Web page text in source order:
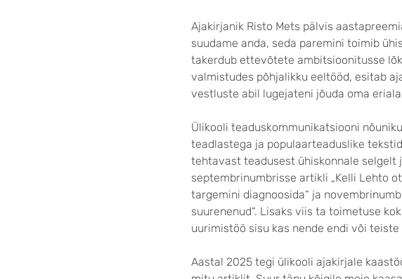
Ajakirjanik Risto Mets pälvis
suudame anda, seda paremini toimib
takerdub ettevõtete ambitsioonitusse
valmistudes põhjalikku eeltööd, esitab
vestluste abil lugejateni jõuda oma
Ülikooli teaduskommunikatsiooni
teadlastega ja populaarteaduslike
tehtavast teadusest ühiskonnale selgelt
septembrinumbrisse artikli „Kelli Lehto
targemini diagnoosida“ ja
suurenenud“. Lisaks viis ta toimetuse
uurimistöö sisu kas nende endi või
Aastal 2025 tegi ülikooli ajakirjale